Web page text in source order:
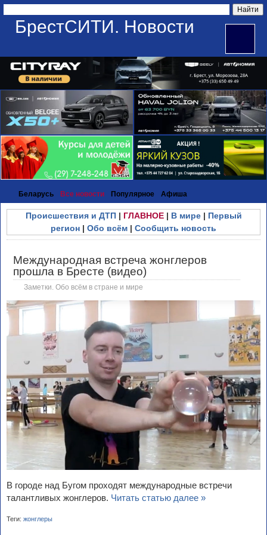
БрестСИТИ. Новости
Беларусь Все новости Популярное Афиша
Происшествия и ДТП| ГЛАВНОЕ| В мире| Первый
регион | Обо всём | Сообщить новость
Международная встреча жонглеров
прошла в Бресте (видео)
Заметки. Обо всём в стране и мире
В городе над Бугом проходят международные встречи
талантливых жонглеров. Читать статью далее »
Теги: жонглеры